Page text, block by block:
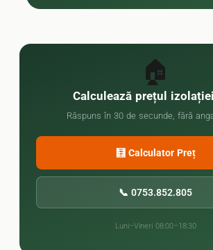
🏠
Calculează prețul
Răspuns în 30 de secunde, fără
🧮 Calculator Preț
📞 0753.852.805
Luni–Vineri 08:00–18:30